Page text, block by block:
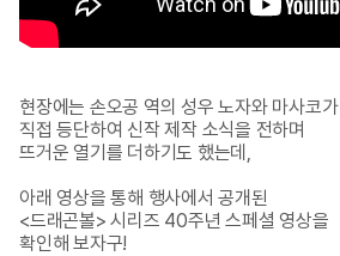
현장에는 손오공 역의 성우 노자와 마사코가
직접 등단하여 신작 제작 소식을 전하며
뜨거운 열기를 더하기도 했는데,
아래 영상을 통해 행사에서 공개된
<드래곤볼> 시리즈 40주년 스페셜 영상을
확인해 보자구!